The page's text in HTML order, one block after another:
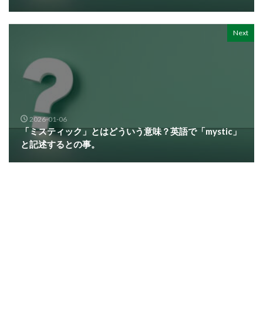
Next
2026-01-06
「ミスティック」とはどういう意味？英語で「mystic」
と記述するとの事。